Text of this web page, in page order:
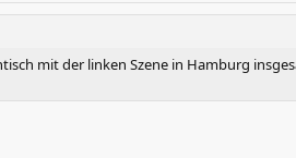
mit der linken Szene in Hamburg